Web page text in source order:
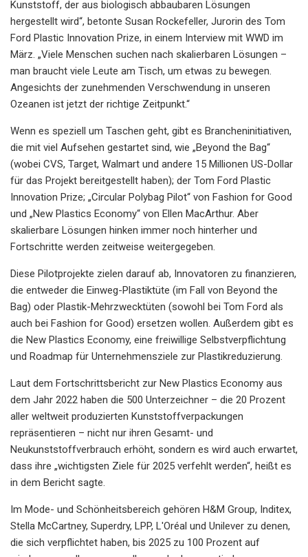
Kunststoff, der aus biologisch abbaubaren Lösungen
hergestellt wird“, betonte Susan Rockefeller, Jurorin des Tom
Ford Plastic Innovation Prize, in einem Interview mit WWD im
März. „Viele Menschen suchen nach skalierbaren Lösungen –
man braucht viele Leute am Tisch, um etwas zu bewegen.
Angesichts der zunehmenden Verschwendung in unseren
Ozeanen ist jetzt der richtige Zeitpunkt.“
Wenn es speziell um Taschen geht, gibt es Brancheninitiativen,
die mit viel Aufsehen gestartet sind, wie „Beyond the Bag“
(wobei CVS, Target, Walmart und andere 15 Millionen US-Dollar
für das Projekt bereitgestellt haben); der Tom Ford Plastic
Innovation Prize; „Circular Polybag Pilot“ von Fashion for Good
und „New Plastics Economy“ von Ellen MacArthur. Aber
skalierbare Lösungen hinken immer noch hinterher und
Fortschritte werden zeitweise weitergegeben.
Diese Pilotprojekte zielen darauf ab, Innovatoren zu finanzieren,
die entweder die Einweg-Plastiktüte (im Fall von Beyond the
Bag) oder Plastik-Mehrzwecktüten (sowohl bei Tom Ford als
auch bei Fashion for Good) ersetzen wollen. Außerdem gibt es
die New Plastics Economy, eine freiwillige Selbstverpflichtung
und Roadmap für Unternehmensziele zur Plastikreduzierung.
Laut dem Fortschrittsbericht zur New Plastics Economy aus
dem Jahr 2022 haben die 500 Unterzeichner – die 20 Prozent
aller weltweit produzierten Kunststoffverpackungen
repräsentieren – nicht nur ihren Gesamt- und
Neukunststoffverbrauch erhöht, sondern es wird auch erwartet,
dass ihre „wichtigsten Ziele für 2025 verfehlt werden“, heißt es
in dem Bericht sagte.
Im Mode- und Schönheitsbereich gehören H&M Group, Inditex,
Stella McCartney, Superdry, LPP, L'Oréal und Unilever zu denen,
die sich verpflichtet haben, bis 2025 zu 100 Prozent auf